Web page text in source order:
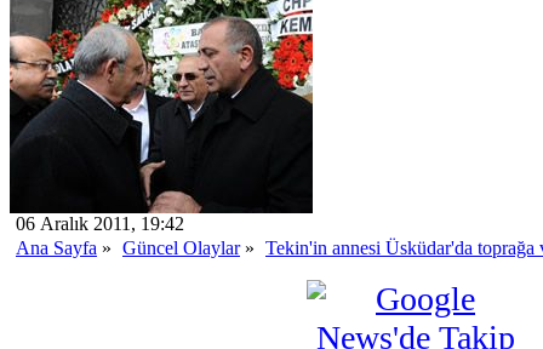
06 Aralık 2011, 19:42
Ana Sayfa » Güncel Olaylar» Tekin'in annesi Üsküdar'da toprağa